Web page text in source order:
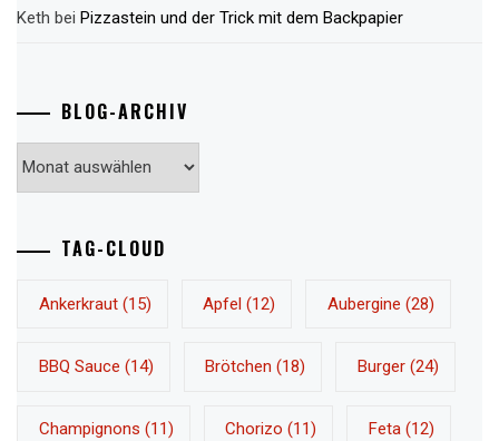
Keth bei Pizzastein und der Trick mit dem Backpapier
BLOG-ARCHIV
TAG-CLOUD
Ankerkraut(15) Apfel (12) Aubergine (28)
BBQ Sauce (14) Brötchen (18) Burger(24)
Champignons (11) Chorizo (11) Feta(12)